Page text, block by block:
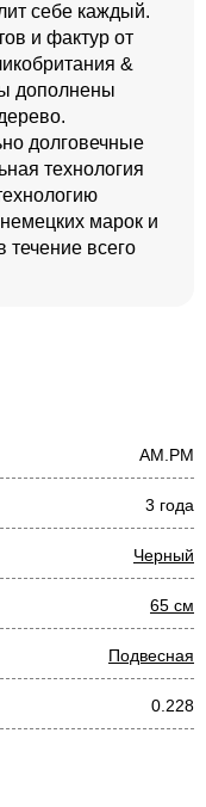
себе каждый.
и фактур от
&
дополнены
долговечные
технология
марок и
всего
AM.PM
3 года
Черный
65 см
Подвесная
0.228